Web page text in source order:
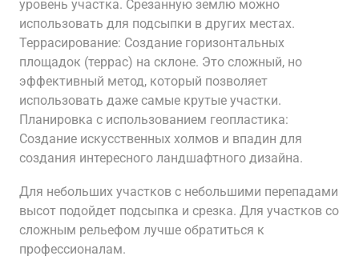
уровень участка. Срезанную землю можно
использовать для подсыпки в других местах.
Террасирование: Создание горизонтальных
площадок (террас) на склоне. Это сложный, но
эффективный метод, который позволяет
использовать даже самые крутые участки.
Планировка с использованием геопластика:
Создание искусственных холмов и впадин для
создания интересного ландшафтного дизайна.
Для небольших участков с небольшими перепадами
высот подойдет подсыпка и срезка. Для участков со
сложным рельефом лучше обратиться к
профессионалам.